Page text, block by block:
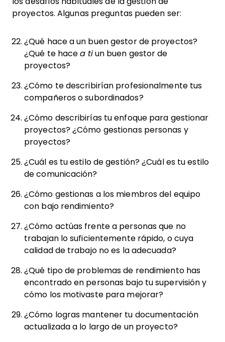
proyectos. Algunas preguntas pueden ser:
¿Qué hace a un buen gestor de proyectos?
¿Qué te hacea tiun buen gestor de
proyectos?
¿Cómo te describirían profesionalmente tus
compañeros o subordinados?
¿Cómo describirías tu enfoque para gestionar
proyectos? ¿Cómo gestionas personas y
proyectos?
¿Cuál es tu estilo de gestión? ¿Cuál es tu estilo
de comunicación?
¿Cómo gestionas a los miembros del equipo
con bajo rendimiento?
¿Cómo actúas frente a personas que no
trabajan lo suficientemente rápido, o cuya
calidad de trabajo no es la adecuada?
¿Qué tipo de problemas de rendimiento has
encontrado en personas bajo tu supervisión y
cómo los motivaste para mejorar?
¿Cómo logras mantener tu documentación
actualizada a lo largo de un proyecto?